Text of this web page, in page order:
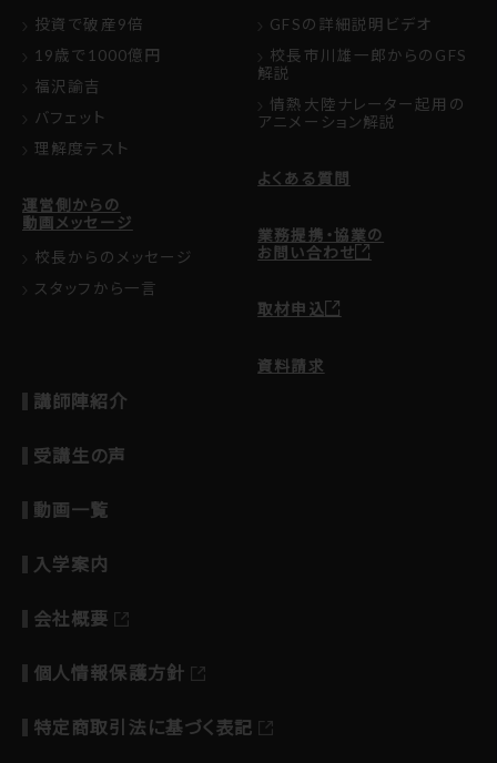
投資で破産9倍
19歳で1000億円
福沢諭吉
バフェット
理解度テスト
運営側からの
動画メッセージ
校長からのメッセージ
スタッフから一言
GFSの詳細説明ビデオ
校長市川雄一郎からのGFS
解説
情熱大陸ナレーター起用の
アニメーション解説
よくある質問
業務提携・協業の
お問い合わせ
取材申込
資料請求
講師陣紹介
受講生の声
動画一覧
入学案内
会社概要
個人情報保護方針
特定商取引法に基づく表記